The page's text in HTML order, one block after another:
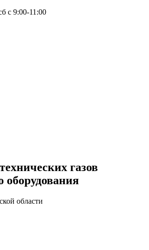
с 9:00-11:00
газов
оборудования
области